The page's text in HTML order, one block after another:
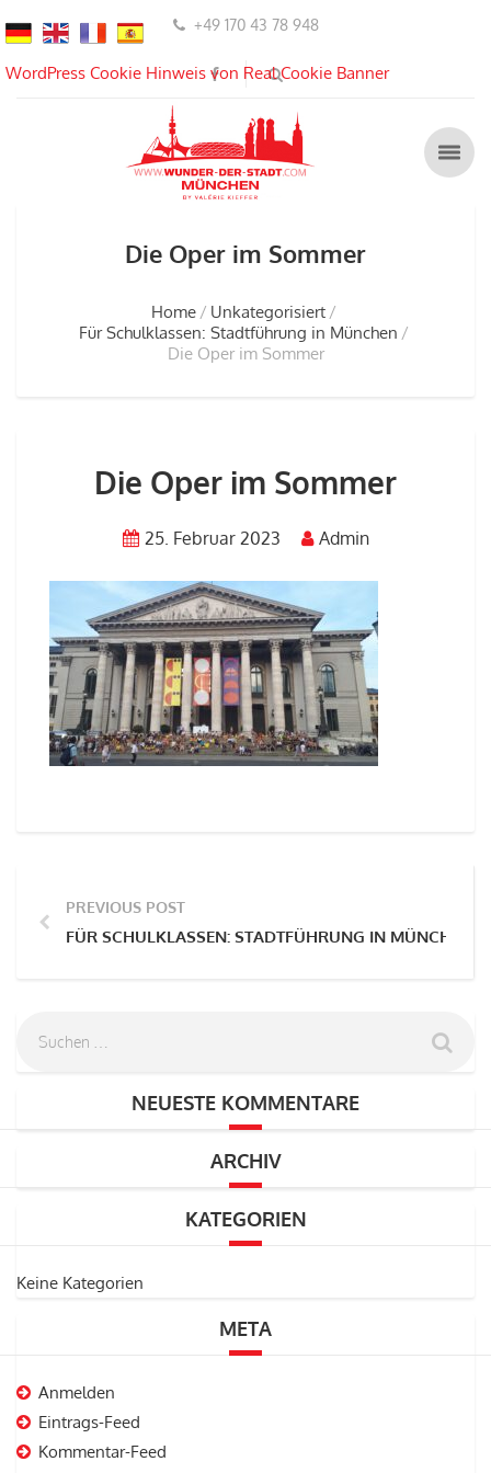
+49 170 43 78 948
Die Oper im Sommer
Home
Unkategorisiert
Für Schulklassen: Stadtführung in München
Die Oper im Sommer
Die Oper im Sommer
25. Februar 2023 Admin
PREVIOUS POST
FÜR SCHULKLASSEN: STADTFÜHRUNG IN MÜNCHEN
NEUESTE KOMMENTARE
ARCHIV
KATEGORIEN
Keine Kategorien
META
Anmelden
Eintrags-Feed
Kommentar-Feed
WordPress Cookie Hinweis von Real Cookie Banner